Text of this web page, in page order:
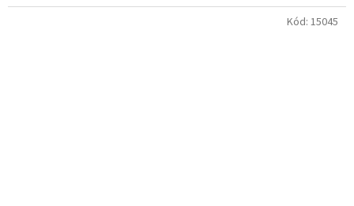
Kód: 15045